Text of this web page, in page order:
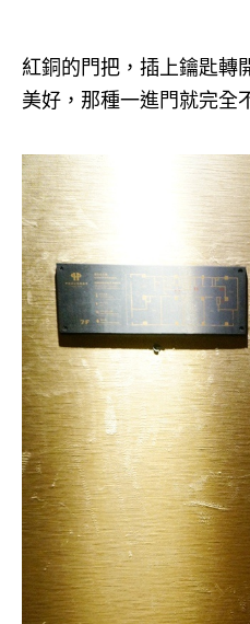
紅銅的門把，插上鑰匙轉
美好，那種一進門就完全